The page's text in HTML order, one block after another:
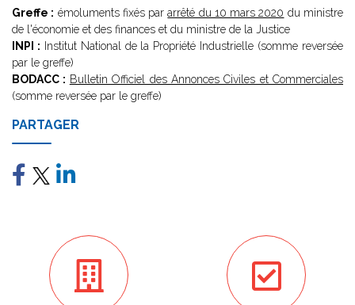
Greffe : émoluments fixés pararrêté du 10 mars 2020 du ministre
de l'économie et des finances et du ministre de la Justice
INPI : Institut National de la Propriété Industrielle (somme reversée
par le greffe)
BODACC : Bulletin Officiel des Annonces Civiles et Commerciales
(somme reversée par le greffe)
PARTAGER